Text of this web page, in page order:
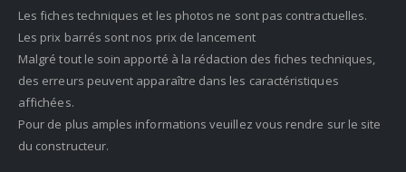
Les fiches techniques et les photos ne sont pas contractuelles.
Les prix barrés sont nos prix de lancement
Malgré tout le soin apporté à la rédaction des fiches techniques,
des erreurs peuvent apparaître dans les caractéristiques
affichées.
Pour de plus amples informations veuillez vous rendre sur le site
du constructeur.